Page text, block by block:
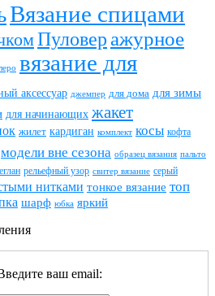
Вязание спицами
Пуловер ажурное
вязание для
аксессуар джемпер для дома для зимы
для начинающих жакет
жилет кардиган комплект косы кофта
модели вне сезона образец вязания пальто
рельефный узор свитер вязание серый
нитками тонкое вязание топ
шарф юбка яркий
ваш email: